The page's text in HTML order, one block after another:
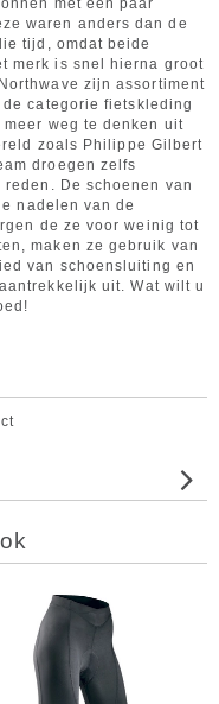
met een paar
waren anders dan de
tijd, omdat beide
merk is snel hierna groot
zijn assortiment
categorie fietskleding
weg te denken uit
zoals Philippe Gilbert
droegen zelfs
De schoenen van
nadelen van de
de ze voor weinig tot
maken ze gebruik van
van schoensluiting en
uit. Wat wilt u